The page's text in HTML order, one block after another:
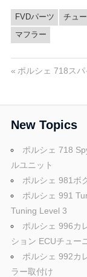
FVDパーツ チュ
マフラー
投
ナ
ビ
ゲ
ー
シ
ョ
ン
前
ポルシェ 718ス
New Topics
ポルシェ 718
ルユニット
ポルシェ 981ボ
ポルシェ 991
Tuning Level 3
ポルシェ 996カ
ション ECUチュー
ポルシェ 992カ
ラー取付け